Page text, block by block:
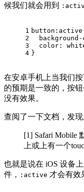
候我们就会用到
1
2
3
4
color:
}
在安卓手机上当我们按
的预期是一致的，按
没有效果。
查阅了一下文档，发现
[1] Safari Mobile
上或上有一个
也就是说在 iOS 设备
件，
:active 才会有效